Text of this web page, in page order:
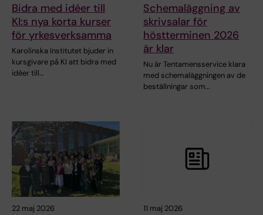
Bidra med idéer till
KI:s nya korta kurser
för yrkesverksamma
Karolinska Institutet bjuder in
kursgivare på KI att bidra med
idéer till…
Schemaläggning av
skrivsalar för
höstterminen 2026
är klar
Nu är Tentamensservice klara
med schemaläggningen av de
beställningar som…
22 maj 2026 11 maj 2026